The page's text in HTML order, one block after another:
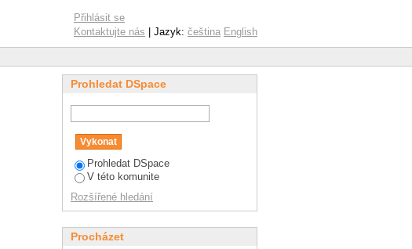
Přihlásit se
Kontaktujte nás | Jazyk: čeština English
Prohledat DSpace
Prohledat DSpace
V této komunite
Rozšířené hledání
Procházet